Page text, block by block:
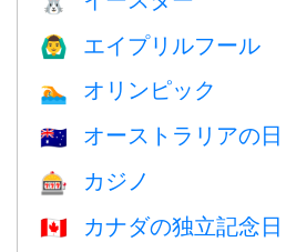
🙆‍♂️ エイプリルフール
🏊 オリンピック
🇦🇺 オーストラリアの日
🎰 カジノ
🇨🇦 カナダの独立記念日